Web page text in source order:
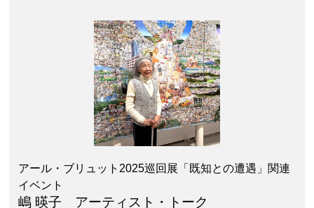
アール・ブリュット2025巡回展「既知との遭遇」関連
イベント
嶋 暎子 アーティスト・トーク